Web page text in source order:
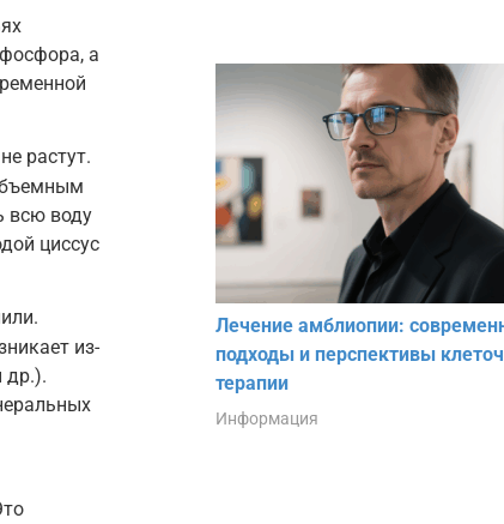
а
растут.
всю воду
циссус
из-
др.).
Лечение амблиопии:
подходы и перспективы
терапии
Информация